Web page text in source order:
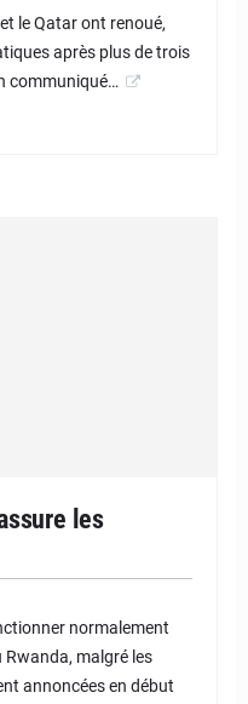
le Qatar ont renoué,
après plus de trois
communiqué…
les
normalement
malgré les
annoncées en début